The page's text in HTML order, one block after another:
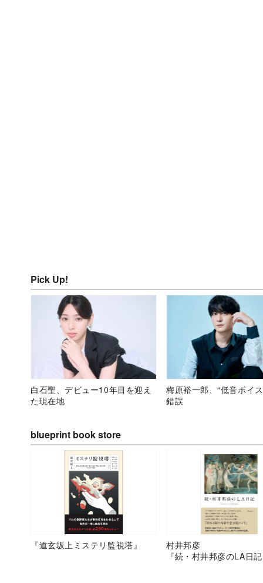
Pick Up!
白石聖、デビュー10年目を迎え
た現在地
梅原裕一郎、“低音ボイ
錯誤
blueprint book store
『道玄坂上ミステリ監視塔』
村井邦彦
『続・村井邦彦のLA日